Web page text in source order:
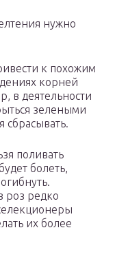
нужно
к похожим
корней
в деятельности
зелеными
сбрасывать.
поливать
болеть,
роз редко
их более